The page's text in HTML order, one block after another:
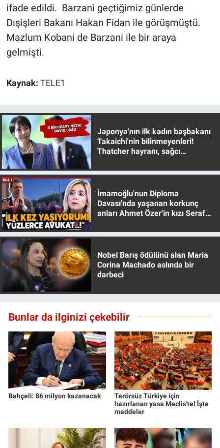
ifade edildi. Barzani geçtiğimiz günlerde
Dışişleri Bakanı Hakan Fidan ile görüşmüştü.
Mazlum Kobani de Barzani ile bir araya
gelmişti.
Kaynak: TELE1
Japonya'nın ilk kadın başbakanı
Takaichi'nin bilinmeyenleri!
Thatcher hayranı, sağcı
İmamoğlu'nun Diploma
Davası'nda yaşanan korkunç
anları Ahmet Özer'in kızı Seraf
Nobel Barış ödülünü alan Maria
Corina Machado aslında bir
darbeci
Bunlar da ilginizi çekebilir
Bahçeli: 86 milyon kazanacak
Terörsüz Türkiye için
hazırlanan yasa Meclis'te! İşte
maddeler
Gün Ortası
Gündem Özel
Günün görüntüsü
Haber
Kimdir
Koronavirüs
Kültür Sanat
Ne demişti
Nedir
Popüler
Programlar
Spor
Teknoloji
Türkiye'nin Geleceği
Yerel Gündem